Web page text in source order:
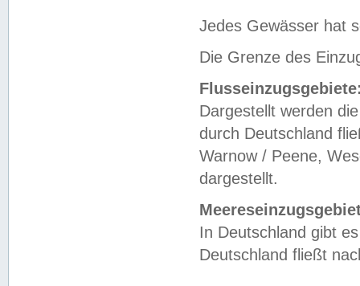
Jedes Gewässer hat
Die Grenze des
Dargestellt werden
durch Deutschland
Warnow / Peene,
dargestellt.
In Deutschland gibt
Deutschland fließt